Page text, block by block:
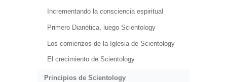
Incrementando la consciencia espiritual
Primero Dianética, luego Scientology
Los comienzos de la Iglesia de Scientology
El crecimiento de Scientology
Principios de Scientology